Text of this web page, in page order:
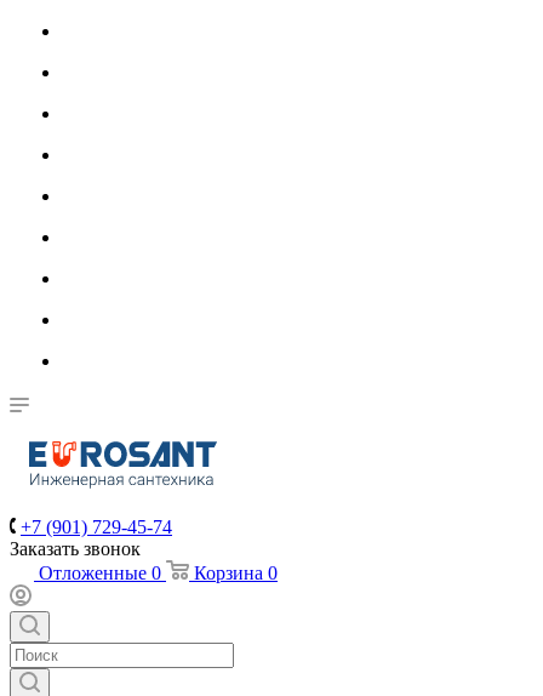
+7 (901) 729-45-74
Заказать звонок
Отложенные 0 Корзина 0